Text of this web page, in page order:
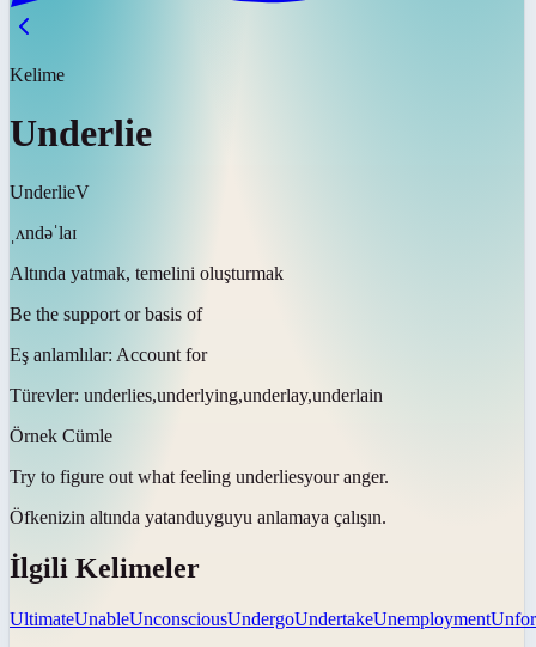
Kelime
Underlie
UnderlieV
ˌʌndəˈlaɪ
Altında yatmak, temelini oluşturmak
Be the support or basis of
Eş anlamlılar: Account for
Türevler: underlies,underlying,underlay,underlain
Örnek Cümle
Try to figure out what feeling underliesyour anger.
Öfkenizin altında yatanduyguyu anlamaya çalışın.
İlgili Kelimeler
UltimateUnableUnconsciousUndergoUndertakeUnemployment